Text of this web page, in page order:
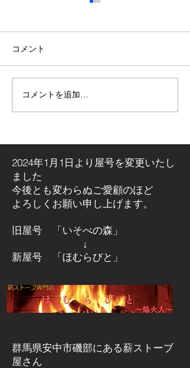
【施工事例】木の温もり
溢れる新築住宅に「メト
コメント
コメントを追加…
2024年1月1日より屋号を変更いたし
ました
今後とも変わらぬご愛顧のほど
よろしくお願い申し上げます。
旧屋号 「いそべの森」
↓
新屋号 「ほむらびと」
群馬県安中市磯部にある薪ストーブ
屋さん